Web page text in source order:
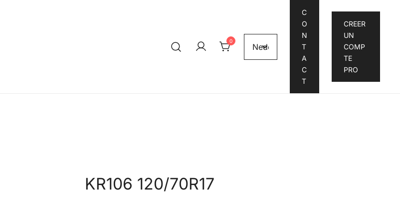
0
C
O
N
T
A
C
T
CREER
UN
COMP
TE
PRO
KR106 120/70R17